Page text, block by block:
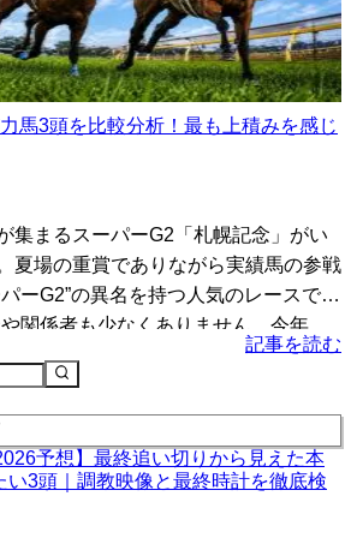
馬3頭を比較分析！最も上積みを感じ
集まるスーパーG2「札幌記念」がい
夏場の重賞でありながら実績馬の参戦
ーG2”の異名を持つ人気のレースで、
関係者も少なくありません。今年
記事を読む
予想】最終追い切りから見えた本
い3頭｜調教映像と最終時計を徹底検